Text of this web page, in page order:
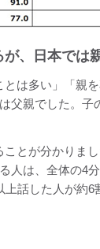
、日本では
は多い」「親
父親でした。
とが分かりま
人は、全体の4
話した人が約